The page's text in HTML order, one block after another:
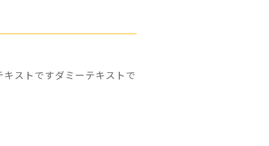
ストですダミーテキストで